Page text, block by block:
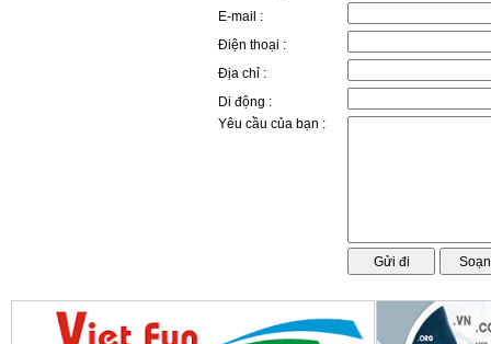
E-mail :
Điện thoại :
Địa chỉ :
Di động :
Yêu cầu của bạn :